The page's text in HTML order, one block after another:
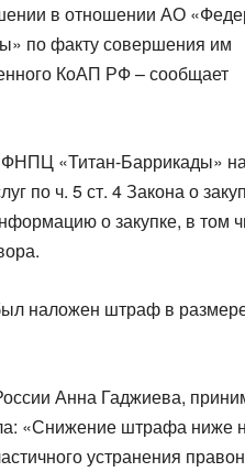
в отношении АО
по факту совершения им
КоАП РФ – сообщает
«Титан-Баррикады»
по ч. 5 ст. 4 Закона о
о закупке, в том
наложен штраф в
Анна Гаджиева,
«Снижение штрафа ниже
устранения